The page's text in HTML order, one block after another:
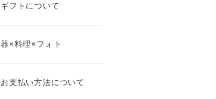
ギフトについて
器×料理×フォト
お支払い方法について